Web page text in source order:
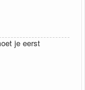
je eerst